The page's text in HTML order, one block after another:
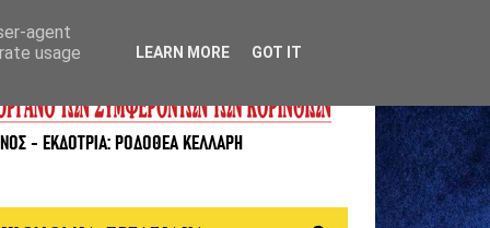
agent
usage
LEARN MORE GOT IT